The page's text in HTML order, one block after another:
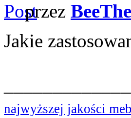
przez
Jakie
najwyższej jakości